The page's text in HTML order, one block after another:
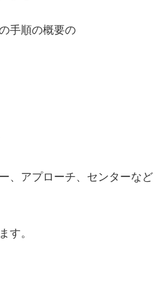
手順の概要の
、アプローチ、センターなど
す。